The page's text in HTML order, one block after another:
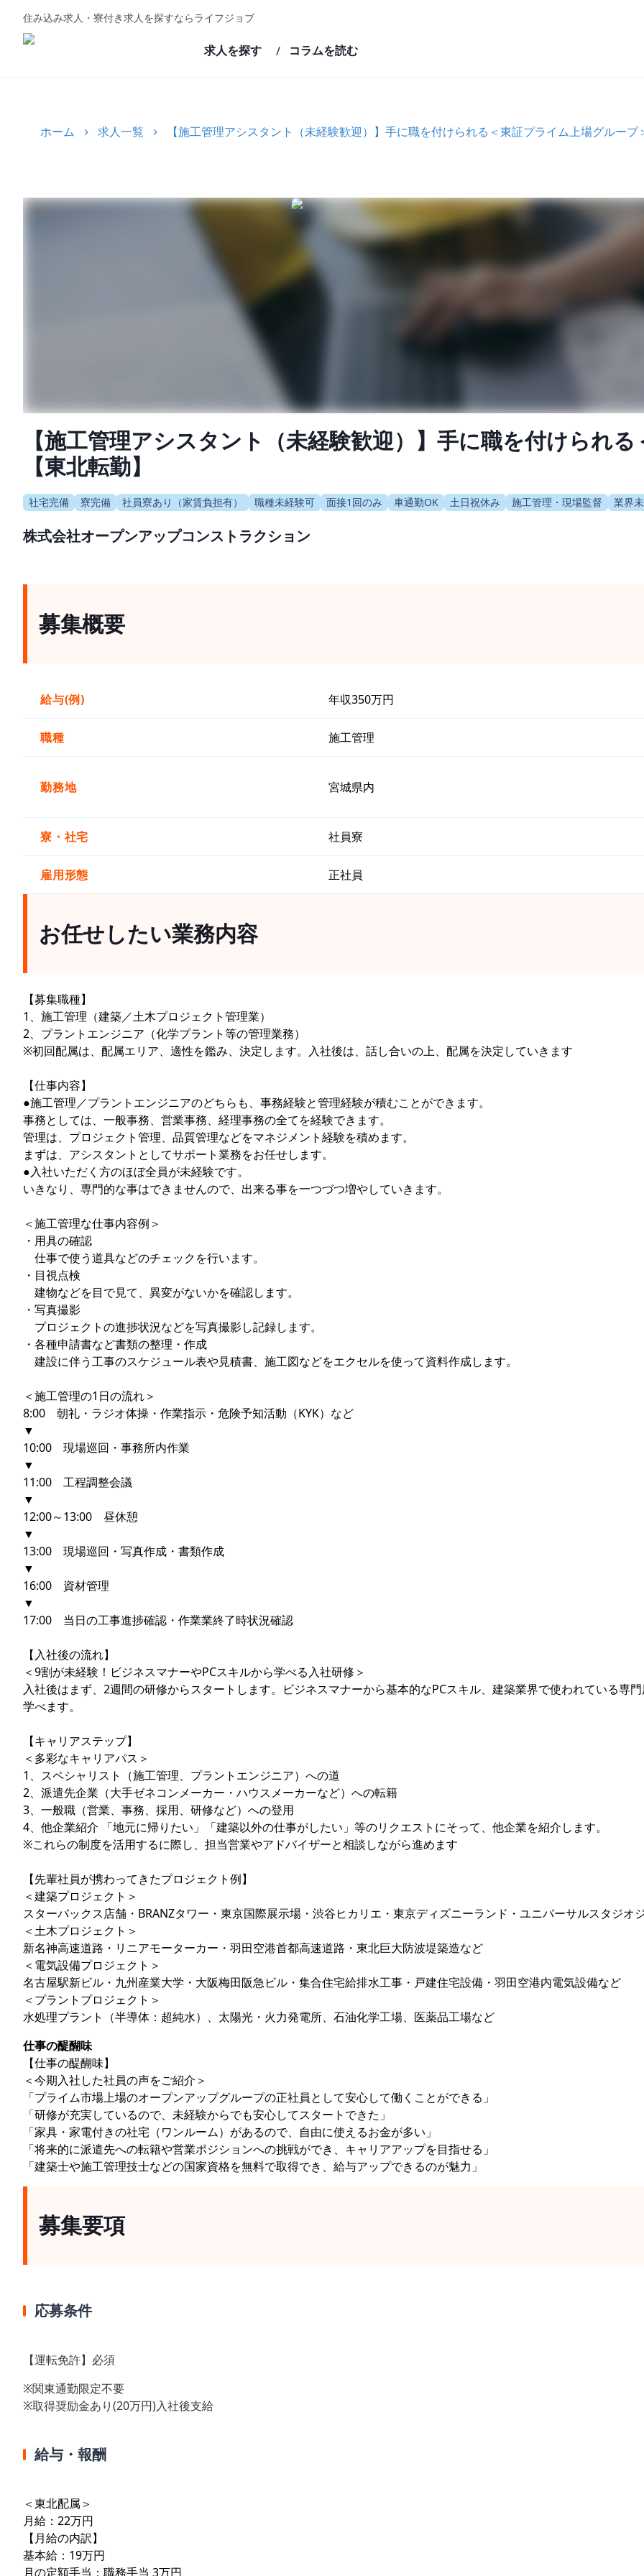
住み込み求人・寮付き求人を探すならライフジョブ
求人を探す / コラムを読む
ホーム 求人一覧 【施工管理アシスタント（未経験歓迎）】手に職を付けられる＜東証プライム上場グループ
【施工管理アシスタント（未経験歓迎）】手に職を付けられ
【東北転勤】
社宅完備 寮完備 社員寮あり（家賃負担有） 職種未経験可 面接1回のみ 車通勤OK 土日祝休み 施工管理・現場監督 業界
株式会社オープンアップコンストラクション
募集概要
給与(例) 年収350万円
職種 施工管理
勤務地 宮城県内
寮・社宅 社員寮
雇用形態 正社員
お任せしたい業務内容
【募集職種】
1、施工管理（建築／土木プロジェクト管理業）
2、プラントエンジニア（化学プラント等の管理業務）
※初回配属は、配属エリア、適性を鑑み、決定します。入社後は、話し合いの上、配属を決定していきます
【仕事内容】
●施工管理／プラントエンジニアのどちらも、事務経験と管理経験が積むことができます。
事務としては、一般事務、営業事務、経理事務の全てを経験できます。
管理は、プロジェクト管理、品質管理などをマネジメント経験を積めます。
まずは、アシスタントとしてサポート業務をお任せします。
●入社いただく方のほぼ全員が未経験です。
いきなり、専門的な事はできませんので、出来る事を一つづつ増やしていきます。
＜施工管理な仕事内容例＞
・用具の確認
仕事で使う道具などのチェックを行います。
・目視点検
建物などを目で見て、異変がないかを確認します。
・写真撮影
プロジェクトの進捗状況などを写真撮影し記録します。
・各種申請書など書類の整理・作成
建設に伴う工事のスケジュール表や見積書、施工図などをエクセルを使って資料作成します。
＜施工管理の1日の流れ＞
8:00 朝礼・ラジオ体操・作業指示・危険予知活動（KYK）など
▼
10:00 現場巡回・事務所内作業
▼
11:00 工程調整会議
▼
12:00～13:00 昼休憩
▼
13:00 現場巡回・写真作成・書類作成
▼
16:00 資材管理
▼
17:00 当日の工事進捗確認・作業業終了時状況確認
【入社後の流れ】
＜9割が未経験！ビジネスマナーやPCスキルから学べる入社研修＞
入社後はまず、2週間の研修からスタートします。ビジネスマナーから基本的なPCスキル、建築業界で使われている専
学べます。
【キャリアステップ】
＜多彩なキャリアパス＞
1、スペシャリスト（施工管理、プラントエンジニア）への道
2、派遣先企業（大手ゼネコンメーカー・ハウスメーカーなど）への転籍
3、一般職（営業、事務、採用、研修など）への登用
4、他企業紹介 「地元に帰りたい」「建築以外の仕事がしたい」等のリクエストにそって、他企業を紹介します。
※これらの制度を活用するに際し、担当営業やアドバイザーと相談しながら進めます
【先輩社員が携わってきたプロジェクト例】
＜建築プロジェクト＞
スターバックス店舗・BRANZタワー・東京国際展示場・渋谷ヒカリエ・東京ディズニーランド・ユニバーサルスタジオ
＜土木プロジェクト＞
新名神高速道路・リニアモーターカー・羽田空港首都高速道路・東北巨大防波堤築造など
＜電気設備プロジェクト＞
名古屋駅新ビル・九州産業大学・大阪梅田阪急ビル・集合住宅給排水工事・戸建住宅設備・羽田空港内電気設備など
＜プラントプロジェクト＞
水処理プラント（半導体：超純水）、太陽光・火力発電所、石油化学工場、医薬品工場など
仕事の醍醐味
【仕事の醍醐味】
＜今期入社した社員の声をご紹介＞
「プライム市場上場のオープンアップグループの正社員として安心して働くことができる」
「研修が充実しているので、未経験からでも安心してスタートできた」
「家具・家電付きの社宅（ワンルーム）があるので、自由に使えるお金が多い」
「将来的に派遣先への転籍や営業ポジションへの挑戦ができ、キャリアアップを目指せる」
「建築士や施工管理技士などの国家資格を無料で取得でき、給与アップできるのが魅力」
募集要項
応募条件
【運転免許】必須
※関東通勤限定不要
※取得奨励金あり(20万円)入社後支給
給与・報酬
＜東北配属＞
月給：22万円
【月給の内訳】
基本給：19万円
月の定額手当：職務手当 3万円